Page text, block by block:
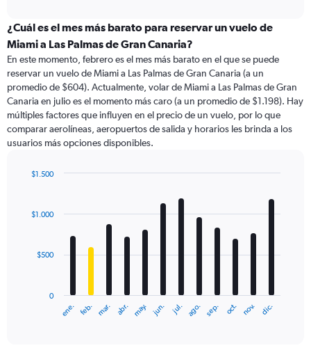
categories.
Range:
categories.
The
chart
has
1
Y
axis
values.
to
¿Cuál es el mes más barato para reservar un vuelo de
Miami a Las Palmas de Gran Canaria?
En este momento, febrero es el mes más barato en el que se puede
reservar un vuelo de Miami a Las Palmas de Gran Canaria (a un
promedio de $604). Actualmente, volar de Miami a Las Palmas de Gran
Canaria en julio es el momento más caro (a un promedio de $1.198). Hay
múltiples factores que influyen en el precio de un vuelo, por lo que
comparar aerolíneas, aeropuertos de salida y horarios les brinda a los
usuarios más opciones disponibles.
with
12
The
ene. feb. mar. abr. may. jun. jul. ago. sep. oct. nov. dic.
0
$500
$1.000
$1.500